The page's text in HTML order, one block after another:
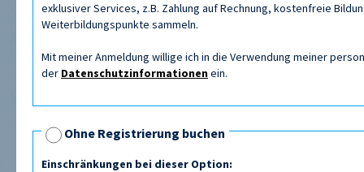
exklusiver Services, z.B. Zahlung auf Rechnung, kostenfreie
Weiterbildungspunkte sammeln.
Mit meiner Anmeldung willige ich in die Verwendung meiner
der Datenschutzinformationenein.
Ohne Registrierung buchen
Einschränkungen bei dieser Option: